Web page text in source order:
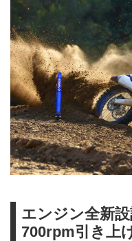
エンジン全新
700rpm引き上